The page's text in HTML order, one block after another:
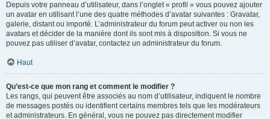
Depuis votre panneau d’utilisateur, dans l’onglet « profil » vous pouvez ajouter
un avatar en utilisant l’une des quatre méthodes d’avatar suivantes : Gravatar,
galerie, distant ou importé. L’administrateur du forum peut activer ou non les
avatars et décider de la manière dont ils sont mis à disposition. Si vous ne
pouvez pas utiliser d’avatar, contactez un administrateur du forum.
Haut
Qu’est-ce que mon rang et comment le modifier ?
Les rangs, qui peuvent être associés au nom d’utilisateur, indiquent le nombre
de messages postés ou identifient certains membres tels que les modérateurs
et administrateurs. En général, vous ne pouvez pas directement modifier